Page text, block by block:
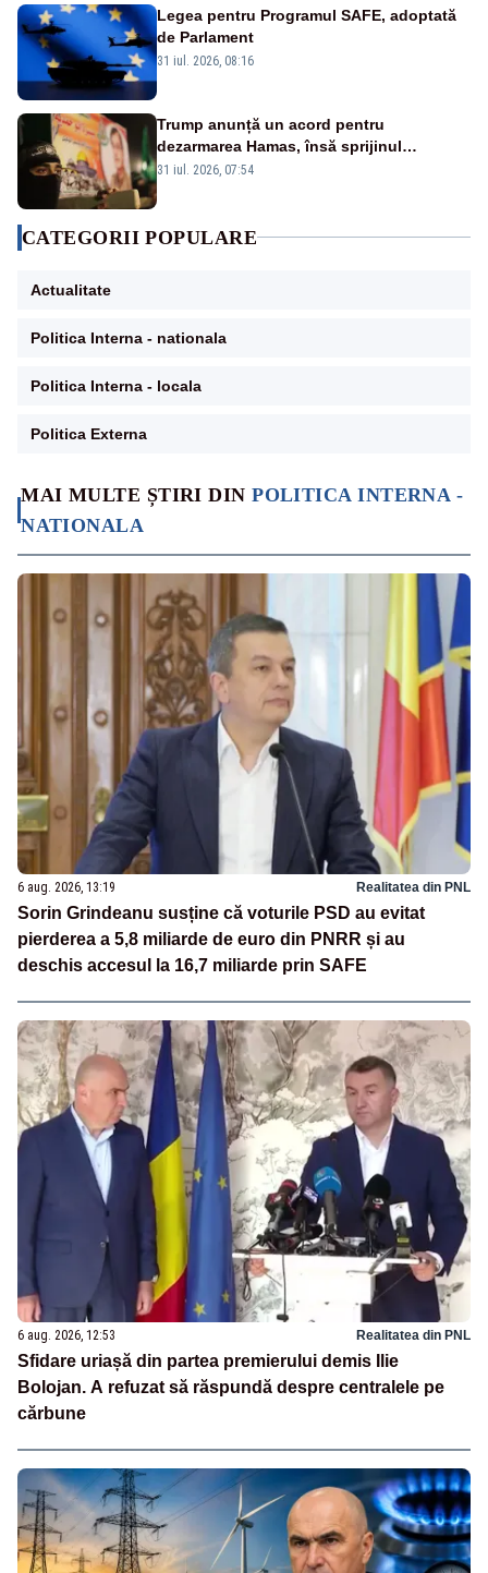
MAI MULTE ȘTIRI DINPOLITICA INTERNA -
NATIONALA
6 aug. 2026, 13:19 Realitatea din PNL
Sorin Grindeanu susține că voturile PSD au evitat
pierderea a 5,8 miliarde de euro din PNRR și au
deschis accesul la 16,7 miliarde prin SAFE
6 aug. 2026, 12:53 Realitatea din PNL
Sfidare uriașă din partea premierului demis Ilie
Bolojan. A refuzat să răspundă despre centralele pe
cărbune
Legea pentru Programul SAFE, adoptată
de Parlament
31 iul. 2026, 08:16
Trump anunță un acord pentru
dezarmarea Hamas, însă sprijinul
Israelului rămâne incert
31 iul. 2026, 07:54
CATEGORII POPULARE
Actualitate
Politica Interna - nationala
Politica Interna - locala
Politica Externa